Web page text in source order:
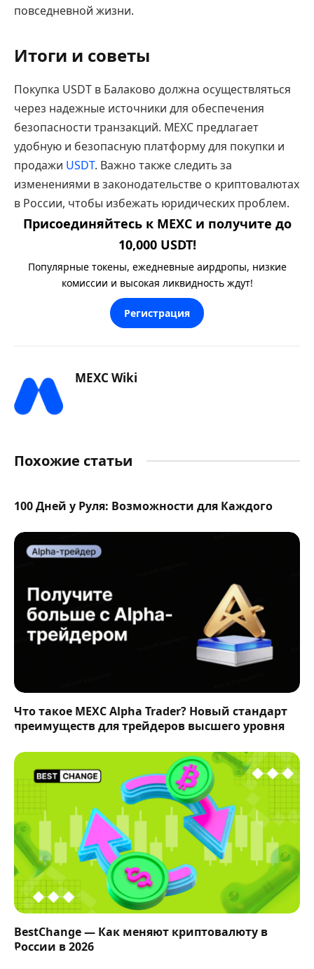
повседневной жизни.
Итоги и советы
Покупка USDT в Балаково должна осуществляться
через надежные источники для обеспечения
безопасности транзакций. MEXC предлагает
удобную и безопасную платформу для покупки и
продажи USDT. Важно также следить за
изменениями в законодательстве о криптовалютах
в России, чтобы избежать юридических проблем.
Присоединяйтесь к MEXC и получите до
10,000 USDT!
Популярные токены, ежедневные аирдропы, низкие
комиссии и высокая ликвидность ждут!
Регистрация
MEXC Wiki
Похожие статьи
100 Дней у Руля: Возможности для Каждого
Что такое MEXC Alpha Trader? Новый стандарт
преимуществ для трейдеров высшего уровня
BestChange — Как меняют криптовалюту в
России в 2026